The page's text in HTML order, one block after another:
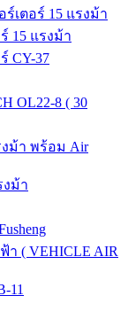
เตอร์ 15 แรงม้า
15 แรงม้า
CY-37
OL22-8 ( 30
งม้า พร้อม Air
งม้า
( VEHICLE AIR
11